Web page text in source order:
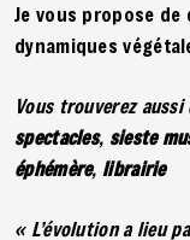
Je vous propose de
dynamiques
Vous trouverez
spectacles, sieste
éphémère, librairie
« L’évolution a lieu